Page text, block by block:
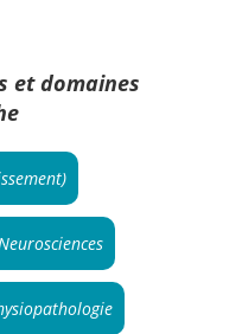
et domaines